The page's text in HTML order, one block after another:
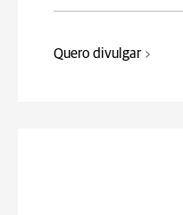
Quero divulgar